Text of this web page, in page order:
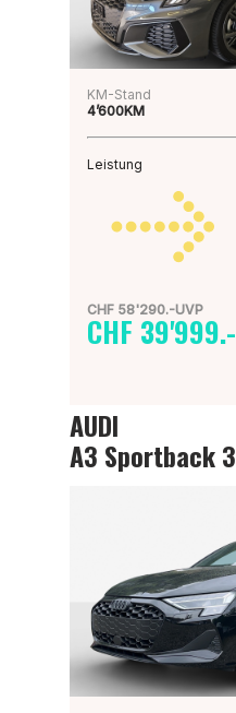
KM-Stand
4’600KM
Leistung
CHF 58'290.-UVP
CHF 39'999.-
AUDI